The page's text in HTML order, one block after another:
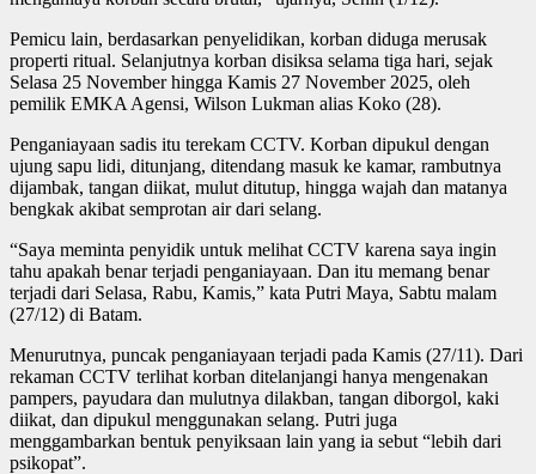
Pemicu lain, berdasarkan penyelidikan, korban diduga merusak
properti ritual. Selanjutnya korban disiksa selama tiga hari, sejak
Selasa 25 November hingga Kamis 27 November 2025, oleh
pemilik EMKA Agensi, Wilson Lukman alias Koko (28).
Penganiayaan sadis itu terekam CCTV. Korban dipukul dengan
ujung sapu lidi, ditunjang, ditendang masuk ke kamar, rambutnya
dijambak, tangan diikat, mulut ditutup, hingga wajah dan matanya
bengkak akibat semprotan air dari selang.
“Saya meminta penyidik untuk melihat CCTV karena saya ingin
tahu apakah benar terjadi penganiayaan. Dan itu memang benar
terjadi dari Selasa, Rabu, Kamis,” kata Putri Maya, Sabtu malam
(27/12) di Batam.
Menurutnya, puncak penganiayaan terjadi pada Kamis (27/11). Dari
rekaman CCTV terlihat korban ditelanjangi hanya mengenakan
pampers, payudara dan mulutnya dilakban, tangan diborgol, kaki
diikat, dan dipukul menggunakan selang. Putri juga
menggambarkan bentuk penyiksaan lain yang ia sebut “lebih dari
psikopat”.